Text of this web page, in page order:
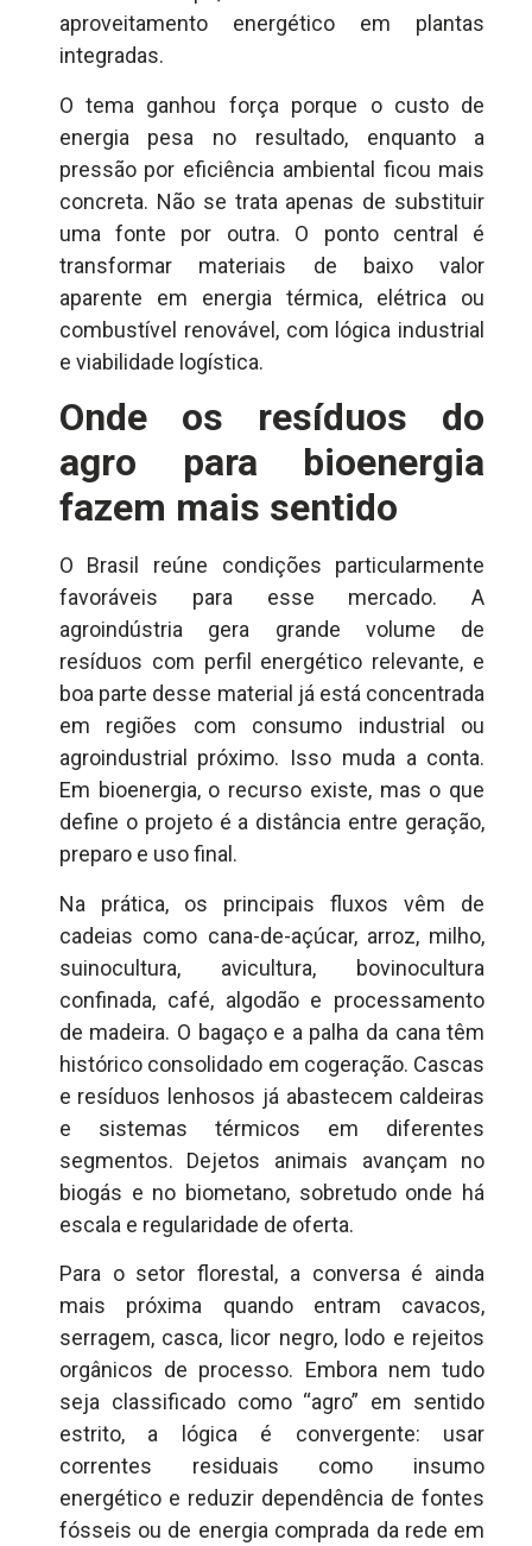
aproveitamento energético em plantas
integradas.
O tema ganhou força porque o custo de
energia pesa no resultado, enquanto a
pressão por eficiência ambiental ficou mais
concreta. Não se trata apenas de substituir
uma fonte por outra. O ponto central é
transformar materiais de baixo valor
aparente em energia térmica, elétrica ou
combustível renovável, com lógica industrial
e viabilidade logística.
Onde os resíduos do
agro para bioenergia
fazem mais sentido
O Brasil reúne condições particularmente
favoráveis para esse mercado. A
agroindústria gera grande volume de
resíduos com perfil energético relevante, e
boa parte desse material já está concentrada
em regiões com consumo industrial ou
agroindustrial próximo. Isso muda a conta.
Em bioenergia, o recurso existe, mas o que
define o projeto é a distância entre geração,
preparo e uso final.
Na prática, os principais fluxos vêm de
cadeias como cana-de-açúcar, arroz, milho,
suinocultura, avicultura, bovinocultura
confinada, café, algodão e processamento
de madeira. O bagaço e a palha da cana têm
histórico consolidado em cogeração. Cascas
e resíduos lenhosos já abastecem caldeiras
e sistemas térmicos em diferentes
segmentos. Dejetos animais avançam no
biogás e no biometano, sobretudo onde há
escala e regularidade de oferta.
Para o setor florestal, a conversa é ainda
mais próxima quando entram cavacos,
serragem, casca, licor negro, lodo e rejeitos
orgânicos de processo. Embora nem tudo
seja classificado como “agro” em sentido
estrito, a lógica é convergente: usar
correntes residuais como insumo
energético e reduzir dependência de fontes
fósseis ou de energia comprada da rede em